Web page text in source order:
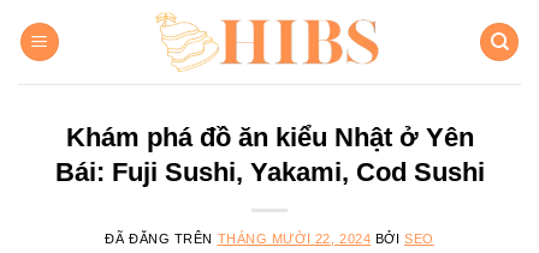
đến
Khám phá đồ ăn kiểu Nhật ở Yên
Bái: Fuji Sushi, Yakami, Cod Sushi
ĐÃ ĐĂNG TRÊN THÁNG MƯỜI 22, 2024 BỞISEO